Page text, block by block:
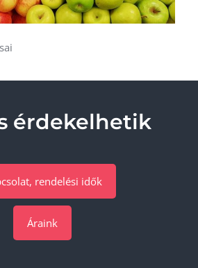
érdekelhetik
rendelési idők
Áraink